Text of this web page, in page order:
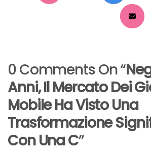
0 Comments On “
Anni, Il Mercato Dei
Mobile Ha Visto Una
Trasformazione
Con Una C”